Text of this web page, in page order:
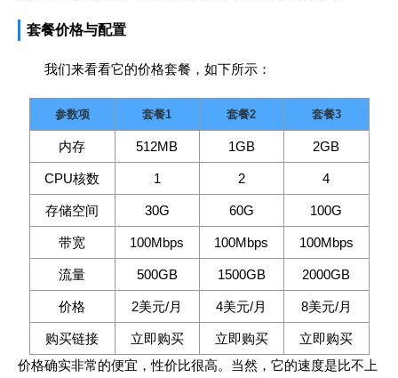
套餐价格与配置
我们来看看它的价格套餐，如下所示：
参数项 套餐1 套餐2 套餐3
内存 512MB 1GB 2GB
CPU核数 1 2 4
存储空间 30G 60G 100G
带宽 100Mbps 100Mbps 100Mbps
流量 500GB 1500GB 2000GB
价格 2美元/月 4美元/月 8美元/月
购买链接 立即购买 立即购买
立即购买
价格确实非常的便宜，性价比很高。当然，它的速度是比不上